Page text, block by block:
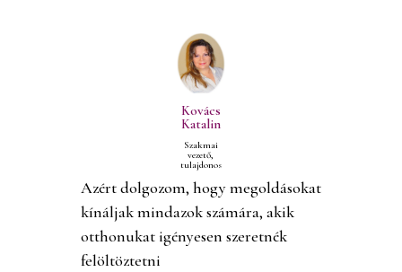
Kovács
Katalin
Szakmai
vezető,
tulajdonos
Azért dolgozom, hogy megoldásokat
kínáljak mindazok számára, akik
otthonukat igényesen szeretnék
felöltöztetni